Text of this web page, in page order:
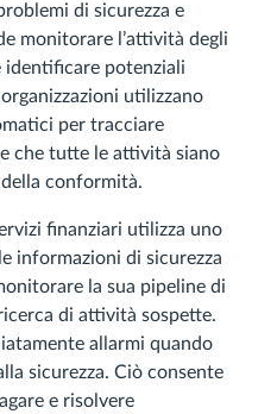
di sicurezza e
monitorare l’attività degli
identificare potenziali
utilizzano
per tracciare
che tutte le attività siano
conformità.
finanziari utilizza uno
informazioni di sicurezza
la sua pipeline di
di attività sospette.
allarmi quando
sicurezza. Ciò consente
e risolvere